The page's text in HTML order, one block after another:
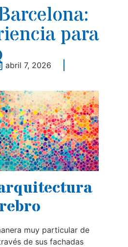
para
abril 7, 2026
muy particular de
de sus fachadas